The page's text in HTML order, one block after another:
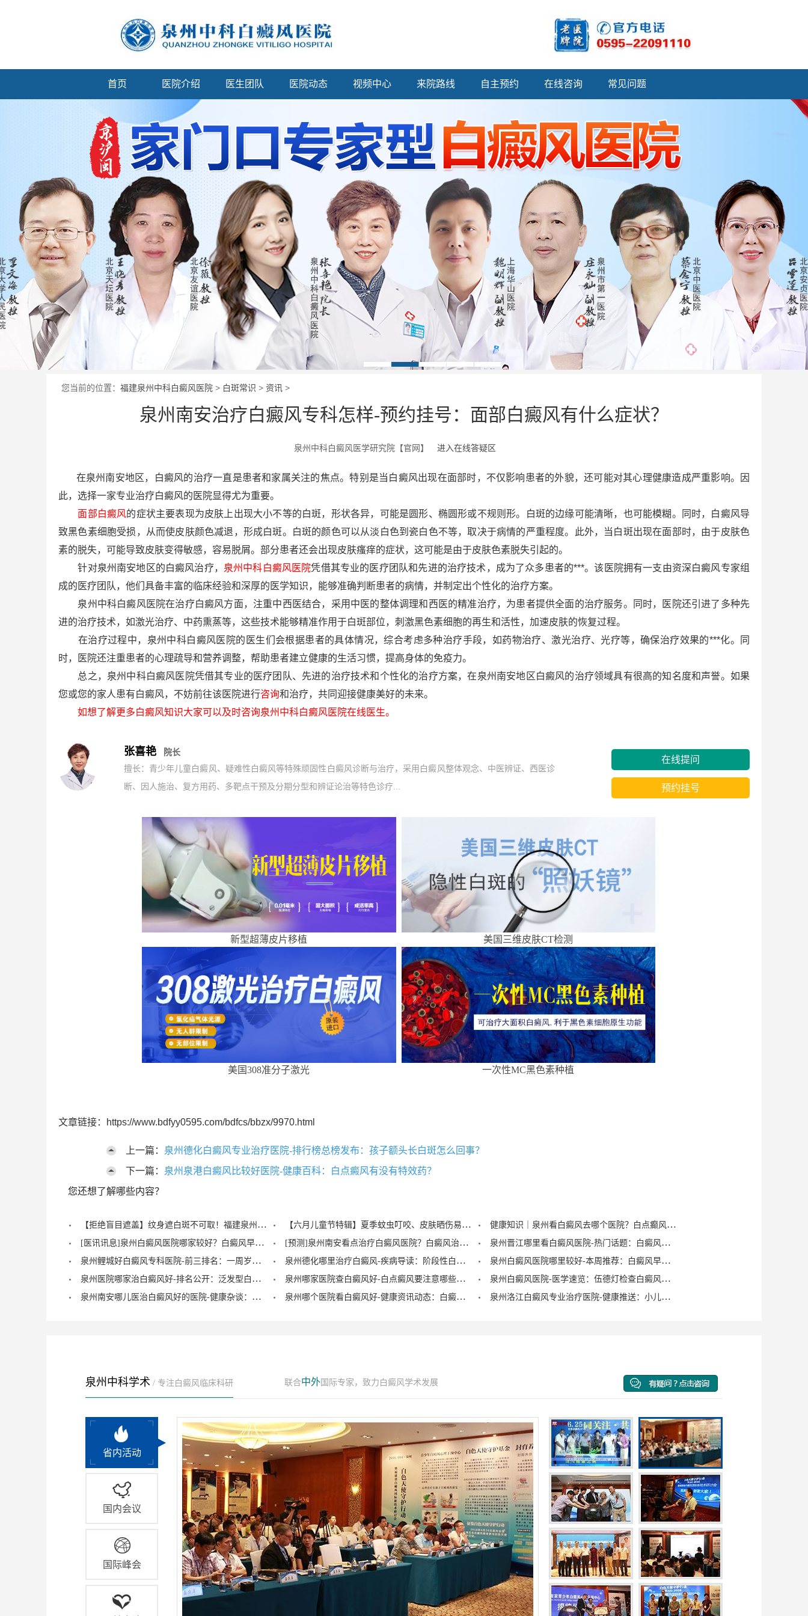
首页 医院介绍 医生团队 医院动态 视频中心 来院路线 自主预约 在线咨询 常见问题
您当前的位置： 福建泉州中科白癜风医院 > 白斑常识 > 资讯 >
泉州南安治疗白癜风专科怎样-预约挂号：面部白癜风有什么症状？
泉州中科白癜风医学研究院【官网】 进入在线答疑区
在泉州南安地区，白癜风的治疗一直是患者和家属关注的焦点。特别是当白癜风出现在面部时，不仅影响患者的外貌，还可能对其心理健康造成严重影响。因
此，选择一家专业治疗白癜风的医院显得尤为重要。
面部白癜风的症状主要表现为皮肤上出现大小不等的白斑，形状各异，可能是圆形、椭圆形或不规则形。白斑的边缘可能清晰，也可能模糊。同时，白癜风导
致黑色素细胞受损，从而使皮肤颜色减退，形成白斑。白斑的颜色可以从淡白色到瓷白色不等，取决于病情的严重程度。此外，当白斑出现在面部时，由于皮肤色
素的脱失，可能导致皮肤变得敏感，容易脱屑。部分患者还会出现皮肤瘙痒的症状，这可能是由于皮肤色素脱失引起的。
针对泉州南安地区的白癜风治疗， 泉州中科白癜风医院凭借其专业的医疗团队和先进的治疗技术，成为了众多患者的***。该医院拥有一支由资深白癜风专家组
成的医疗团队，他们具备丰富的临床经验和深厚的医学知识，能够准确判断患者的病情，并制定出个性化的治疗方案。
泉州中科白癜风医院在治疗白癜风方面，注重中西医结合，采用中医的整体调理和西医的精准治疗，为患者提供全面的治疗服务。同时，医院还引进了多种先
进的治疗技术，如激光治疗、中药熏蒸等，这些技术能够精准作用于白斑部位，刺激黑色素细胞的再生和活性，加速皮肤的恢复过程。
在治疗过程中，泉州中科白癜风医院的医生们会根据患者的具体情况，综合考虑多种治疗手段，如药物治疗、激光治疗、光疗等，确保治疗效果的***化。同
时，医院还注重患者的心理疏导和营养调整，帮助患者建立健康的生活习惯，提高身体的免疫力。
总之，泉州中科白癜风医院凭借其专业的医疗团队、先进的治疗技术和个性化的治疗方案，在泉州南安地区白癜风的治疗领域具有很高的知名度和声誉。如果
您或您的家人患有白癜风，不妨前往该医院进行咨询和治疗，共同迎接健康美好的未来。
如想了解更多白癜风知识大家可以及时咨询泉州中科白癜风医院在线医生。
张喜艳
院长
擅长：青少年儿童白癜风、疑难性白癜风等特殊顽固性白癜风诊断与治疗，采用白癜风整体观念、中医辨证、西医诊
断、因人施治、复方用药、多靶点干预及分期分型和辨证论治等特色诊疗...
在线提问
预约挂号
新型超薄皮片移植 美国三维皮肤CT检测
美国308准分子激光 一次性MC黑色素种植
文章链接：https://www.bdfyy0595.com/bdfcs/bbzx/9970.html
上一篇： 泉州德化白癜风专业治疗医院-排行榜总榜发布：孩子额头长白斑怎么回事？
下一篇： 泉州泉港白癜风比较好医院-健康百科：白点癜风有没有特效药？
您还想了解哪些内容？
【拒绝盲目遮盖】纹身遮白斑不可取！福建泉州中科白癜风医院倡导科学诊疗，从根源唤醒黑色素 【六月儿童节特辑】夏季蚊虫叮咬、皮肤晒伤易成白斑“催化剂”，泉州中科：儿童白癜风暑期护理记住三个要点！
健康知识｜泉州看白癜风去哪个医院？白点癫风早期可以自愈？
[医讯讯息]泉州白癜风医院哪家较好？白癜风早期症状能治愈？
[预测]泉州南安看点治疗白癜风医院？白癜风治疗后泛红是怎么回事？
泉州晋江哪里看白癜风医院-热门话题：白癜风症状有哪些？
泉州鲤城好白癜风专科医院-前三排名：一周岁宝宝有白癜风症状？
泉州德化哪里治疗白癜风-疾病导读：阶段性白癜风的症状？
泉州白癜风医院哪里较好-本周推荐：白癜风早期症状如何确诊？
泉州医院哪家治白癜风好-排名公开：泛发型白癜风怎么治疗才正确？
泉州哪家医院查白癜风好-白点癜风要注意哪些饮食禁忌？
泉州白癜风医院-医学速览：伍德灯检查白癜风症状？
泉州南安哪儿医治白癜风好的医院-健康杂谈：治疗儿童脚部白癜风要注重什么？
泉州哪个医院看白癜风好-健康资讯动态：白癜风的症状早期图片？ 泉州洛江白癜风专业治疗医院-健康推送：小儿脸上有白斑是什么原因？
泉州中科学术 / 专注白癜风临床科研 联合中外国际专家，致力白癜风学术发展
省内活动
国内会议
国际峰会